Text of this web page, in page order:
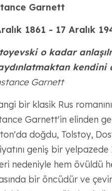
Garnett
1861 - 17 Aralık
o kadar
kendini
Garnett
bir klasik Rus
Garnett'in elinden
doğdu, Tolstoy,
geniş bir
nedeniyle hem övüldü
bir öncüdür ve